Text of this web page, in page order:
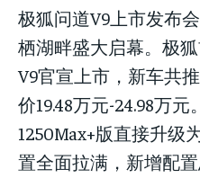
极狐问道V9上市发布
栖湖畔盛大启幕。极
V9官宣上市，新车共
价19.48万元-24.98万
1250Max+版直接升级
置全面拉满，新增配